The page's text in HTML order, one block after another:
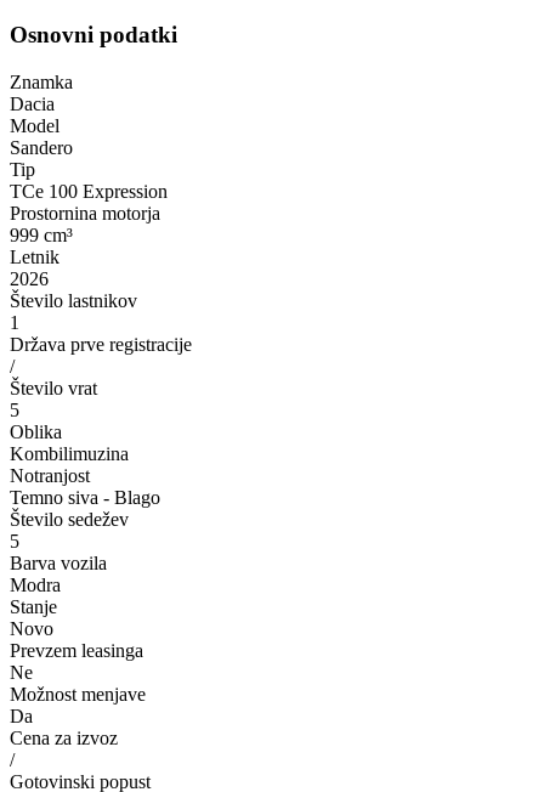
Osnovni podatki
Znamka
Dacia
Model
Sandero
Tip
TCe 100 Expression
Prostornina motorja
999 cm³
Letnik
2026
Število lastnikov
1
Država prve registracije
/
Število vrat
5
Oblika
Kombilimuzina
Notranjost
Temno siva - Blago
Število sedežev
5
Barva vozila
Modra
Stanje
Novo
Prevzem leasinga
Ne
Možnost menjave
Da
Cena za izvoz
/
Gotovinski popust